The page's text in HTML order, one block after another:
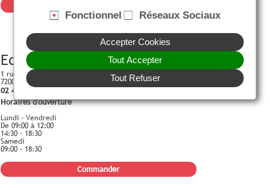
Edison
1 rue Thomas Edison
72000 LE MANS
02 43 24 49 25
Horaires d'ouverture
Lundi - Vendredi
De 09:00 à 12:00
14:30 - 18:30
Samedi
09:00 - 18:30
Commander
Fonctionnel Réseaux Sociaux
Accepter Cookies
Tout Accepter
Tout Refuser